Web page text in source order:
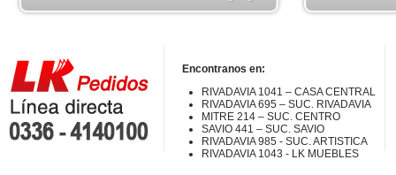
Encontranos en:
RIVADAVIA 1041 – CASA CENTRAL
RIVADAVIA 695 – SUC. RIVADAVIA
MITRE 214 – SUC. CENTRO
SAVIO 441 – SUC. SAVIO
RIVADAVIA 985 - SUC. ARTISTICA
RIVADAVIA 1043 - LK MUEBLES